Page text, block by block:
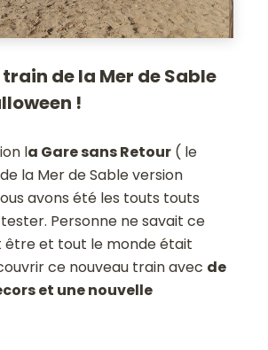
de la Mer de Sable
!
la Gare sans Retour ( le
la Mer de Sable version
avons été les touts touts
Personne ne savait ce
être et tout le monde était
ce nouveau train avec de
et une nouvelle